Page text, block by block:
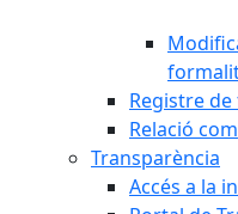
Registre
Relació
Transparència
Accés a la